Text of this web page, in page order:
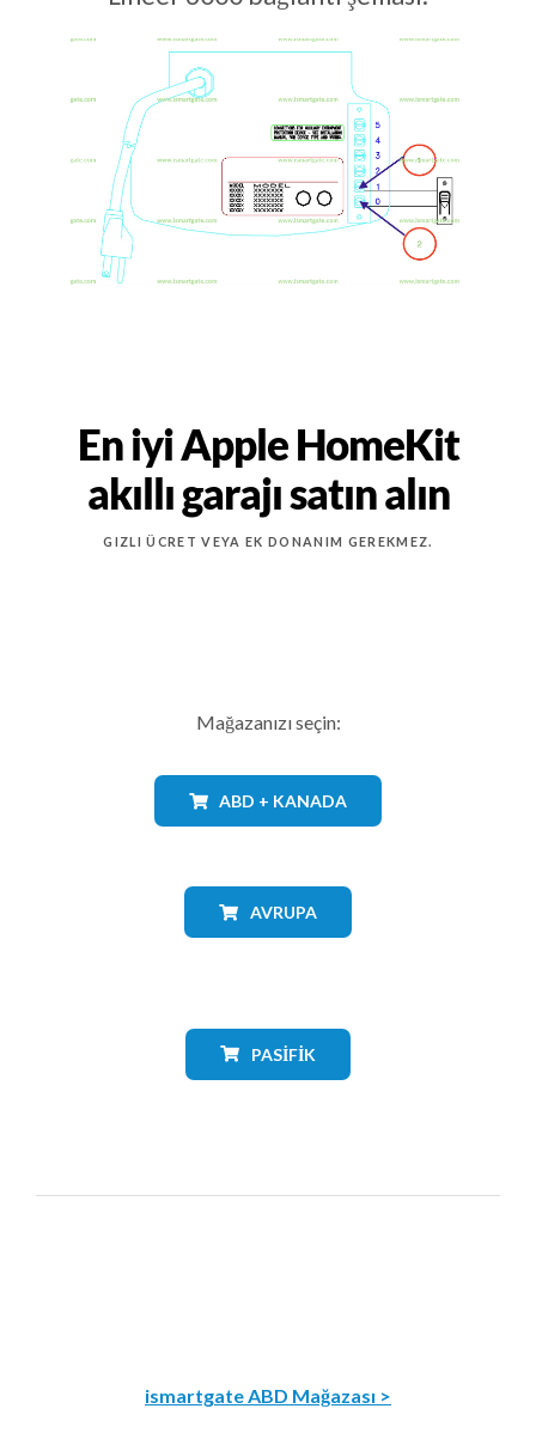
En iyi Apple HomeKit
akıllı garajı satın alın
GIZLI ÜCRET VEYA EK DONANIM GEREKMEZ.
Mağazanızı seçin:
ABD + KANADA
AVRUPA
PASIFIK
ismartgate ABD Mağazası >